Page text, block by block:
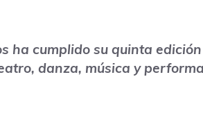
ha cumplido su quinta
danza, música y